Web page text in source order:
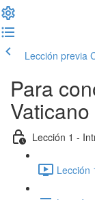
Lección previa
Para
Vaticano
Lección 1 -
Lección